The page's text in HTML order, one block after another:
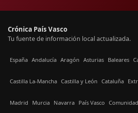
Crónica País Vasco
Tu fuente de información local actualizada.
España Andalucía Aragón Asturias Baleares
Castilla La-Mancha Castilla y León Cataluña
Madrid Murcia Navarra País Vasco